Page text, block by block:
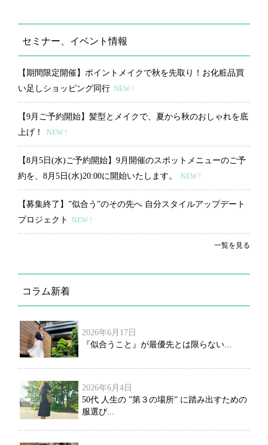
セミナー、イベント情報
【期間限定開催】ポイントメイクで秋を先取り！お化粧品買
い足しショッピング同行 NEW !
【9月ご予約開始】髪型とメイクで、夏から秋のおしゃれを底
上げ！
NEW !
【8月5日(水)ご予約開始】9月開催のスポットメニューのご予
約を、8月5日(水)20:00に開始いたします。
NEW !
【募集終了】”似合う”のその先へ 自分スタイルアップデート
プロジェクト
NEW !
一覧を見る
コラム新着
2026年6月17日
『似合うこと』が最優先とは限らない...
2026年6月4日
50代 人生の ”第３の場所” に踏み出すための
服選び...